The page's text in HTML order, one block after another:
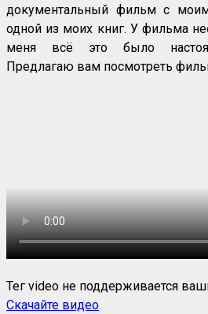
документальный фильм с
одной из моих книг. У фильма
меня всё это было
Предлагаю вам посмотреть
Тег video не поддерживается
Скачайте видео